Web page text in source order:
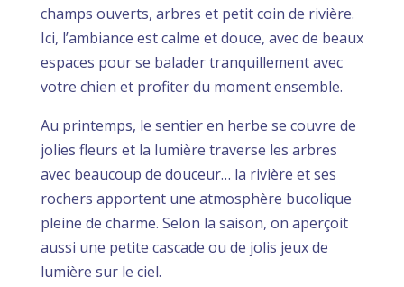
champs ouverts, arbres et petit coin de rivière.
Ici, l’ambiance est calme et douce, avec de beaux
espaces pour se balader tranquillement avec
votre chien et profiter du moment ensemble.
Au printemps, le sentier en herbe se couvre de
jolies fleurs et la lumière traverse les arbres
avec beaucoup de douceur… la rivière et ses
rochers apportent une atmosphère bucolique
pleine de charme. Selon la saison, on aperçoit
aussi une petite cascade ou de jolis jeux de
lumière sur le ciel.